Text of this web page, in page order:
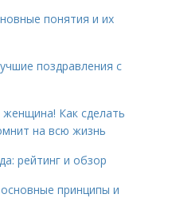
понятия и их
поздравления с
Как сделать
на всю жизнь
рейтинг и обзор
принципы и